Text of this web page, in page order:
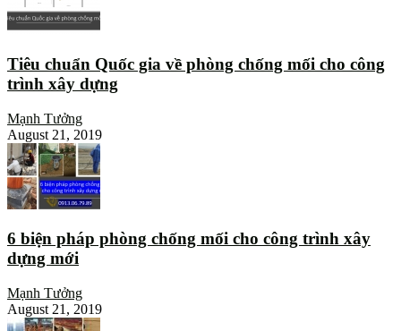
Tiêu chuẩn Quốc gia về phòng chống mối cho công
trình xây dựng
Mạnh Tưởng
August 21, 2019
6 biện pháp phòng chống mối cho công trình xây
dựng mới
Mạnh Tưởng
August 21, 2019